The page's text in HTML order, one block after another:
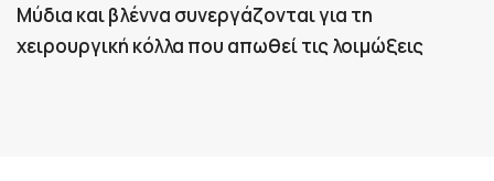
Μύδια και βλέννα συνεργάζονται για τη
χειρουργική κόλλα που απωθεί τις λοιμώξεις